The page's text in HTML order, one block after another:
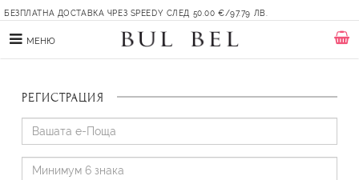
БЕЗПЛАТНА ДОСТАВКА ЧРЕЗ SPEEDY СЛЕД 50.00 €/97.79 ЛВ.
МЕНЮ
РЕГИСТРАЦИЯ